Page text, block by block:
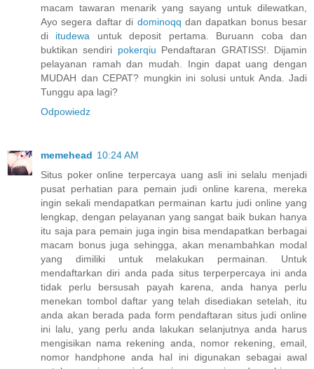
macam tawaran menarik yang sayang untuk dilewatkan,
Ayo segera daftar di dominoqq dan dapatkan bonus besar
di itudewa untuk deposit pertama. Buruann coba dan
buktikan sendiri pokerqiu Pendaftaran GRATISS!. Dijamin
pelayanan ramah dan mudah. Ingin dapat uang dengan
MUDAH dan CEPAT? mungkin ini solusi untuk Anda. Jadi
Tunggu apa lagi?
Odpowiedz
memehead 10:24 AM
Situs poker online terpercaya uang asli ini selalu menjadi
pusat perhatian para pemain judi online karena, mereka
ingin sekali mendapatkan permainan kartu judi online yang
lengkap, dengan pelayanan yang sangat baik bukan hanya
itu saja para pemain juga ingin bisa mendapatkan berbagai
macam bonus juga sehingga, akan menambahkan modal
yang dimiliki untuk melakukan permainan. Untuk
mendaftarkan diri anda pada situs terperpercaya ini anda
tidak perlu bersusah payah karena, anda hanya perlu
menekan tombol daftar yang telah disediakan setelah, itu
anda akan berada pada form pendaftaran situs judi online
ini lalu, yang perlu anda lakukan selanjutnya anda harus
mengisikan nama rekening anda, nomor rekening, email,
nomor handphone anda hal ini digunakan sebagai awal